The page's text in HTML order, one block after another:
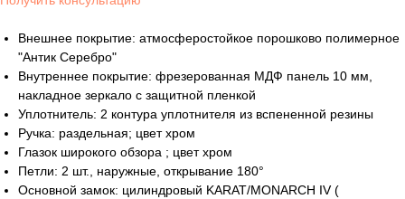
Внешнее покрытие: атмосферостойкое порошково полимерное
"Антик Серебро"
Внутреннее покрытие: фрезерованная МДФ панель 10 мм,
накладное зеркало с защитной пленкой
Уплотнитель: 2 контура уплотнителя из вспененной резины
Ручка: раздельная; цвет хром
Глазок широкого обзора ; цвет хром
Петли: 2 шт., наружные, открывание 180°
Основной замок: цилиндровый KARAT/MONARCH IV (